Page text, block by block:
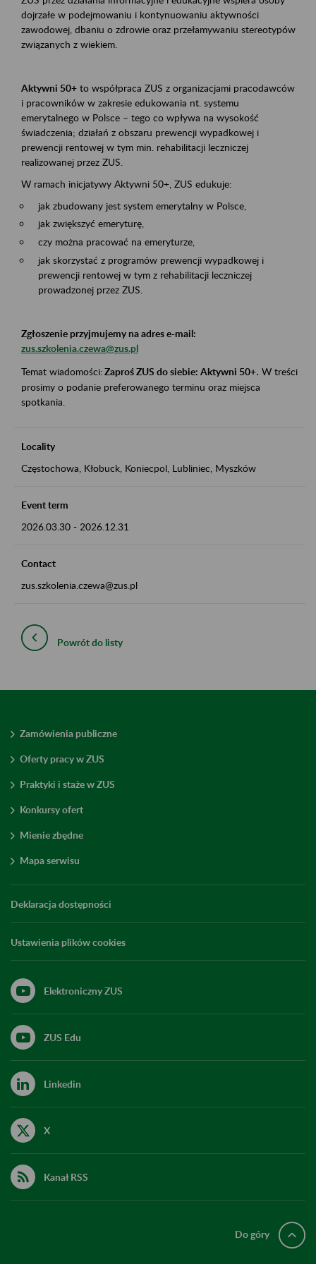
dojrzałe w podejmowaniu i kontynuowaniu aktywności
zawodowej, dbaniu o zdrowie oraz przełamywaniu stereotypów
związanych z wiekiem.
Aktywni 50+ to współpraca ZUS z organizacjami pracodawców
i pracowników w zakresie edukowania nt. systemu
emerytalnego w Polsce – tego co wpływa na wysokość
świadczenia; działań z obszaru prewencji wypadkowej i
prewencji rentowej w tym min. rehabilitacji leczniczej
realizowanej przez ZUS.
W ramach inicjatywy Aktywni 50+, ZUS edukuje:
jak zbudowany jest system emerytalny w Polsce,
jak zwiększyć emeryturę,
czy można pracować na emeryturze,
jak skorzystać z programów prewencji wypadkowej i
prewencji rentowej w tym z rehabilitacji leczniczej
prowadzonej przez ZUS.
Zgłoszenie przyjmujemy na adres e-mail:
zus.szkolenia.czewa@zus.pl
Temat wiadomości:Zaproś ZUS do siebie: Aktywni 50+. W treści
prosimy o podanie preferowanego terminu oraz miejsca
spotkania.
Locality
Częstochowa, Kłobuck, Koniecpol, Lubliniec, Myszków
Event term
2026.03.30 - 2026.12.31
Contact
zus.szkolenia.czewa@zus.pl
Powrót do listy
Zamówienia publiczne
Oferty pracy w ZUS
Praktyki i staże w ZUS
Konkursy ofert
Mienie zbędne
Mapa serwisu
Deklaracja dostępności
Ustawienia plików cookies
Elektroniczny ZUS
ZUS Edu
Linkedin
X
Kanał RSS
Do góry